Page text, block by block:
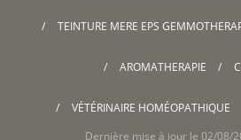
TEINTURE MERE EPS
AROMATHERAPIE
VÉTÉRINAIRE HOMÉOPATHIQUE
Dernière mise à jour le 02/08/